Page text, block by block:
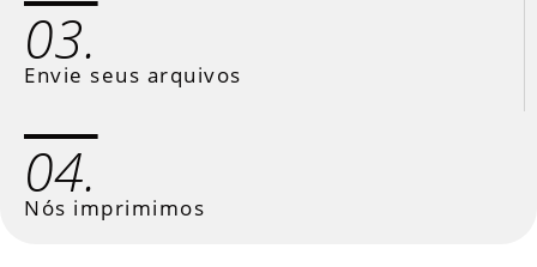
03.
Envie seus arquivos
04.
Nós imprimimos